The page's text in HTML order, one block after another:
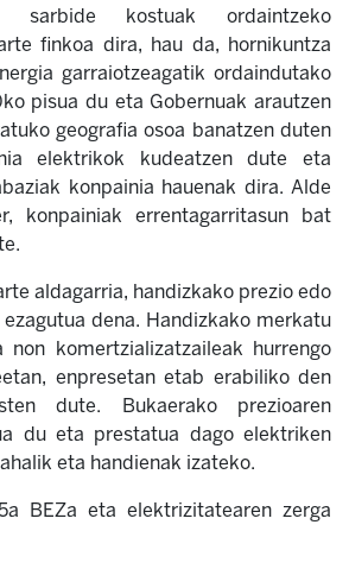
sarbide kostuak ordaintzeko
finkoa dira, hau da, hornikuntza
garraiotzeagatik ordaindutako
pisua du eta Gobernuak arautzen
geografia osoa banatzen duten
elektrikok kudeatzen dute eta
konpainia hauenak dira. Alde
konpainiak errentagarritasun bat
aldagarria, handizkako prezio edo
dena. Handizkako merkatu
non komertzializatzaileak hurrengo
enpresetan etab erabiliko den
dute. Bukaerako prezioaren
du eta prestatua dago elektriken
eta handienak izateko.
BEZa eta elektrizitatearen zerga